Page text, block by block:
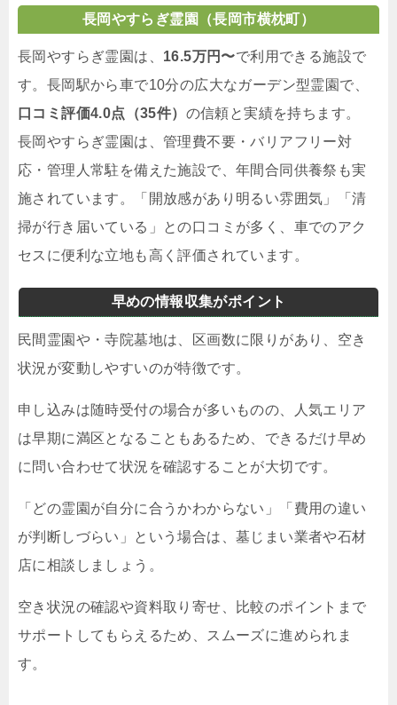
長岡やすらぎ霊園（長岡市横枕町）
長岡やすらぎ霊園は、 16.5万円〜で利用できる施設で
す。長岡駅から車で10分の広大なガーデン型霊園で、
口コミ評価4.0点（35件） の信頼と実績を持ちます。
長岡やすらぎ霊園は、管理費不要・バリアフリー対
応・管理人常駐を備えた施設で、年間合同供養祭も実
施されています。「開放感があり明るい雰囲気」「清
掃が行き届いている」との口コミが多く、車でのアク
セスに便利な立地も高く評価されています。
早めの情報収集がポイント
民間霊園や・寺院墓地は、区画数に限りがあり、空き
状況が変動しやすいのが特徴です。
申し込みは随時受付の場合が多いものの、人気エリア
は早期に満区となることもあるため、できるだけ早め
に問い合わせて状況を確認することが大切です。
「どの霊園が自分に合うかわからない」「費用の違い
が判断しづらい」という場合は、墓じまい業者や石材
店に相談しましょう。
空き状況の確認や資料取り寄せ、比較のポイントまで
サポートしてもらえるため、スムーズに進められま
す。